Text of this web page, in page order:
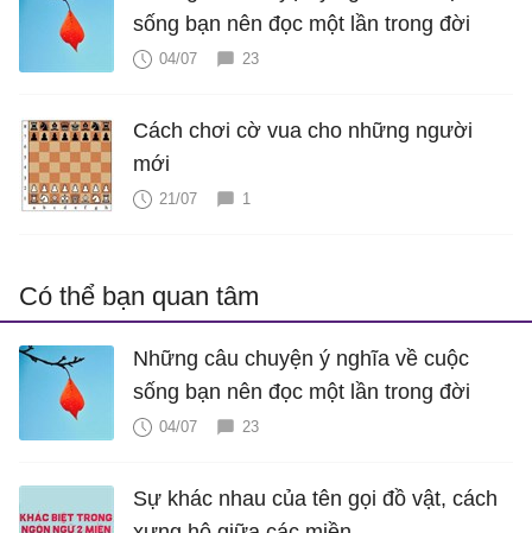
sống bạn nên đọc một lần trong đời
04/07 23
Cách chơi cờ vua cho những người
mới
21/07 1
Có thể bạn quan tâm
Những câu chuyện ý nghĩa về cuộc
sống bạn nên đọc một lần trong đời
04/07 23
Sự khác nhau của tên gọi đồ vật, cách